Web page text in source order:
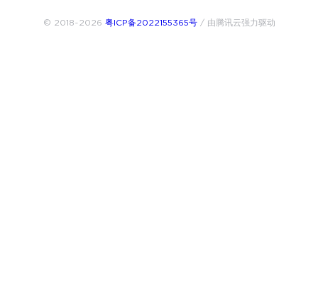
© 2018~2026 粤ICP备2022155365号/ 由腾讯云强力驱动